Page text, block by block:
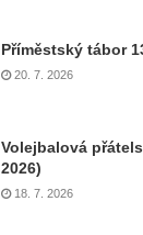
Příměstský tábor
20. 7. 2026
Volejbalová
2026)
18. 7. 2026